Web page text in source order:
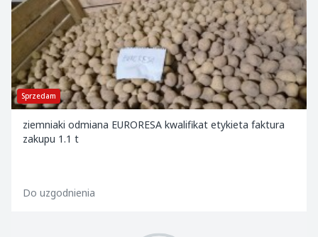
Sprzedam
ziemniaki odmiana EURORESA kwalifikat etykieta faktura
zakupu 1.1 t
Do uzgodnienia